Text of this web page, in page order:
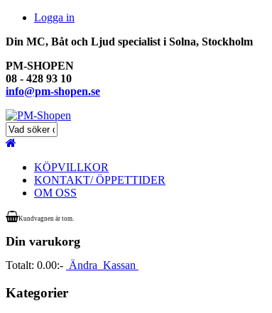
Logga in
Din MC, Båt och Ljud specialist i Solna, Stockholm
PM-SHOPEN
08 - 428 93 10
info@pm-shopen.se
KÖPVILLKOR
KONTAKT/ ÖPPETTIDER
OM OSS
Kundvagnen är tom.
Din varukorg
Totalt: 0.00:- Ändra Kassan
Kategorier